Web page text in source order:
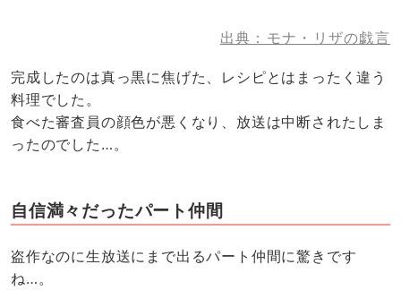
出典：モナ・リザの戯言
完成したのは真っ黒に焦げた、レシピとはまったく違う
料理でした。
食べた審査員の顔色が悪くなり、放送は中断されたしま
ったのでした…。
自信満々だったパート仲間
盗作なのに生放送にまで出るパート仲間に驚きです
ね…。